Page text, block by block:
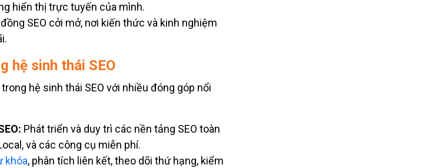
hiển thị trực tuyến của mình.
SEO cởi mở, nơi kiến thức và kinh nghiệm
hệ sinh thái SEO
hệ sinh thái SEO với nhiều đóng góp nổi
Phát triển và duy trì các nền tảng SEO toàn
và các công cụ miễn phí.
khóa, phân tích liên kết, theo dõi thứ hạng, kiểm